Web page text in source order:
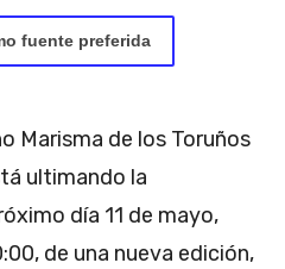
fuente preferida
Marisma de los Toruños
ultimando la
día 11 de mayo,
de una nueva edición,